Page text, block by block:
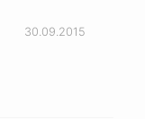
30.09.2015